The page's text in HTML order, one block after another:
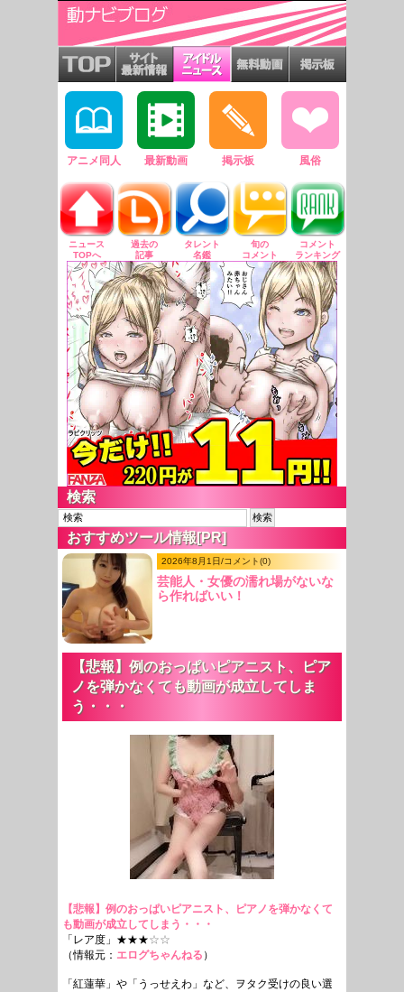
アニメ同人 最新動画 掲示板 風俗
ニュース
TOPへ
過去の
記事
タレント
名鑑
旬の
コメント
コメント
ランキング
検索
おすすめツール情報[PR]
2026年8月1日/コメント(0)
芸能人・女優の濡れ場がないな
ら作ればいい！
【悲報】例のおっぱいピアニスト、ピア
ノを弾かなくても動画が成立してしま
う・・・
【悲報】例のおっぱいピアニスト、ピアノを弾かなくて
も動画が成立してしまう・・・
「レア度」★★★☆☆
（情報元： エログちゃんねる ）
「紅蓮華」や「うっせえわ」など、ヲタク受けの良い選